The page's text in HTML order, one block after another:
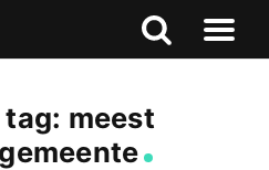
Zoeken
Naar
meest
Zoeken